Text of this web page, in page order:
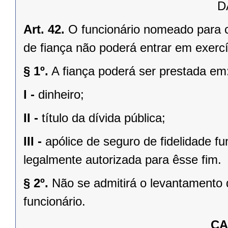
Art. 42. O funcionário nomeado para
de fiança não poderá entrar em
§ 1º. A fiança poderá ser prestada
I - dinheiro;
II - título da dívida pública;
III - apólice de seguro de fidelidade
legalmente autorizada para êsse fim.
§ 2º. Não se admitirá o
funcionário.